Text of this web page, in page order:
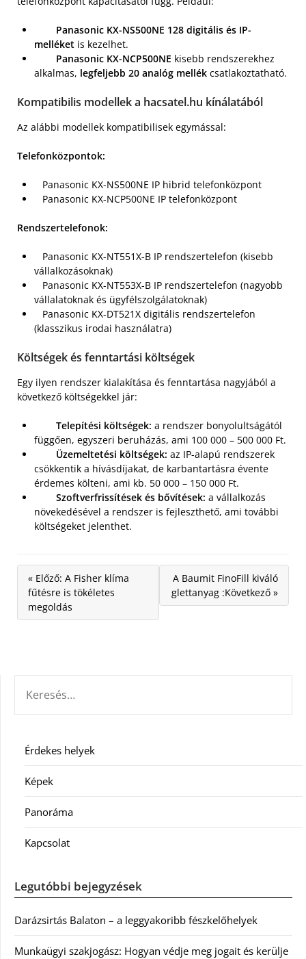
Panasonic KX-NS500NE 128 digitális és IP-
melléket is kezelhet.
Panasonic KX-NCP500NE kisebb rendszerekhez
alkalmas, legfeljebb 20 analóg mellék csatlakoztatható.
Kompatibilis modellek a hacsatel.hu kínálatából
Az alábbi modellek kompatibilisek egymással:
Telefonközpontok:
Panasonic KX-NS500NE IP hibrid telefonközpont
Panasonic KX-NCP500NE IP telefonközpont
Rendszertelefonok:
Panasonic KX-NT551X-B IP rendszertelefon (kisebb
vállalkozásoknak)
Panasonic KX-NT553X-B IP rendszertelefon (nagyobb
vállalatoknak és ügyfélszolgálatoknak)
Panasonic KX-DT521X digitális rendszertelefon
(klasszikus irodai használatra)
Költségek és fenntartási költségek
Egy ilyen rendszer kialakítása és fenntartása nagyjából a
következő költségekkel jár:
Telepítési költségek: a rendszer bonyolultságától
függően, egyszeri beruházás, ami 100 000 – 500 000 Ft.
Üzemeltetési költségek: az IP-alapú rendszerek
csökkentik a hívásdíjakat, de karbantartásra évente
érdemes költeni, ami kb. 50 000 – 150 000 Ft.
Szoftverfrissítések és bővítések: a vállalkozás
növekedésével a rendszer is fejleszthető, ami további
költségeket jelenthet.
« Előző: A Fisher klíma
fűtésre is tökéletes
megoldás
A Baumit FinoFill kiváló
glettanyag :Következő »
Érdekes helyek
Képek
Panoráma
Kapcsolat
Legutóbbi bejegyzések
Darázsirtás Balaton – a leggyakoribb fészkelőhelyek
Munkaügyi szakjogász: Hogyan védje meg jogait és kerülje